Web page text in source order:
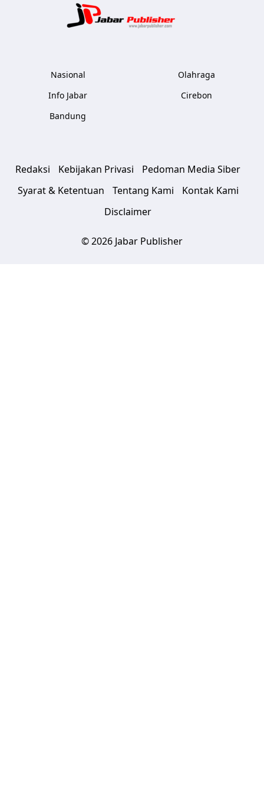
Nasional
Info Jabar
Bandung
Olahraga
Cirebon
Redaksi Kebijakan Privasi
Pedoman Media Siber
Syarat & Ketentuan
Tentang Kami
Kontak Kami
Disclaimer
© 2026 Jabar Publisher